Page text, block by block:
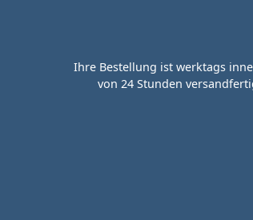
Ihre Bestellung ist werktags
von 24 Stunden